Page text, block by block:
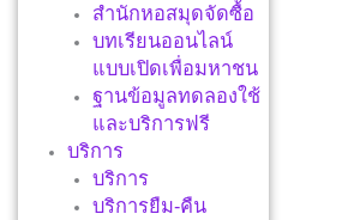
สำนักหอสมุดจัดซื้อ
บทเรียนออนไลน์
แบบเปิดเพื่อมหาชน
ฐานข้อมูลทดลองใช้
และบริการฟรี
บริการ
บริการ
บริการยืม-คืน